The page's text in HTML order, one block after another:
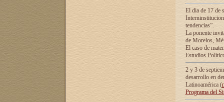
El dia de 17 de
tendencias”.
La ponente
de Morelos,
El caso de
Estudios
2 y 3 de
desarrollo en
Latinoamérica (
Programa del